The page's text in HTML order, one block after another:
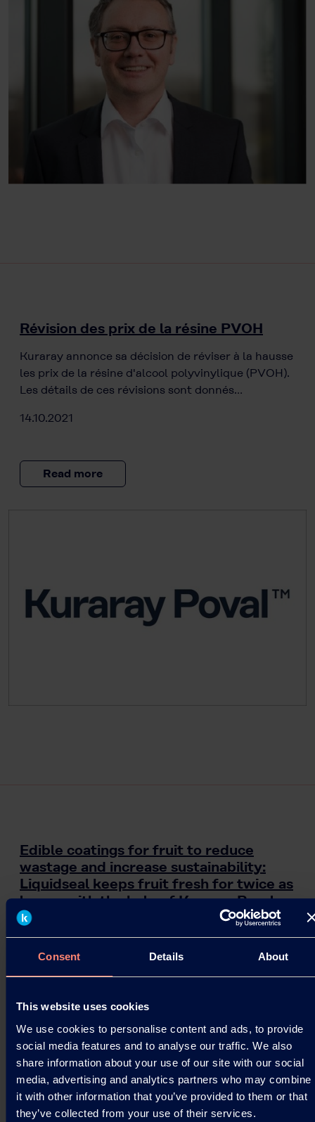
Consent Details About
This website uses cookies
We use cookies to personalise content and ads, to provide
social media features and to analyse our traffic. We also
share information about your use of our site with our social
media, advertising and analytics partners who may combine
it with other information that you’ve provided to them or that
they’ve collected from your use of their services.
Révision des prix de la résine PVOH
Kuraray annonce sa décision de réviser à la hausse
les prix de la résine d'alcool polyvinylique (PVOH).
Les détails de ces révisions sont donnés…
14.10.2021
Read more
Edible coatings for fruit to reduce
wastage and increase sustainability:
Liquidseal keeps fruit fresh for twice as
long – with the help of Kuraray Poval.
Environmentally friendly coatings from Liquidseal
keep fruit and vegetables fresh for far longer –…
Read more